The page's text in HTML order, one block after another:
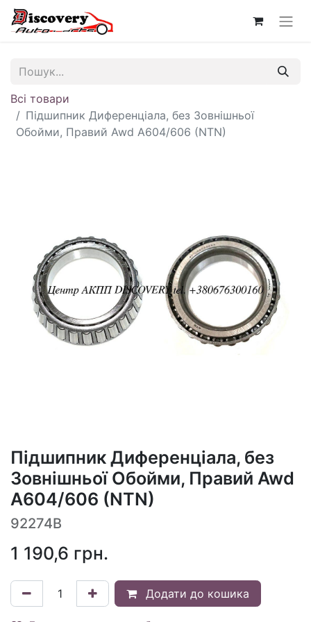
Всі товари
Підшипник Диференціала, без Зовнішньої
Обойми, Правий Awd A604/606 (NTN)
Підшипник Диференціала, без
Зовнішньої Обойми, Правий Awd
A604/606 (NTN)
92274B
1 190,6 грн.
Додати до кошика